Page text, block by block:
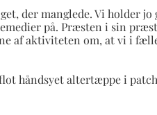
der manglede. Vi holder
på. Præsten i sin
af aktiviteten om, at vi i
håndsyet altertæppe i